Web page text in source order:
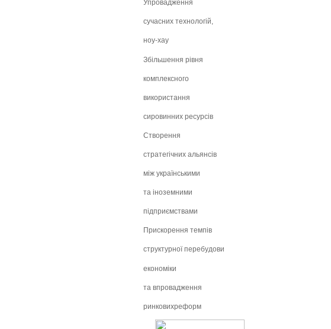
Упровадження
сучасних технологій,
ноу-хау
Збільшення рівня
комплексного
використання
сировинних ресурсів
Створення
стратегічних альянсів
між українськими
та іноземними
підприємствами
Прискорення темпів
структурної перебудови
економіки
та впровадження
ринковихреформ